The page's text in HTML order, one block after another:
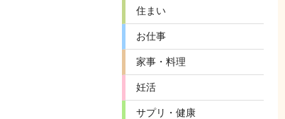
住まい
お仕事
家事・料理
妊活
サプリ・健康